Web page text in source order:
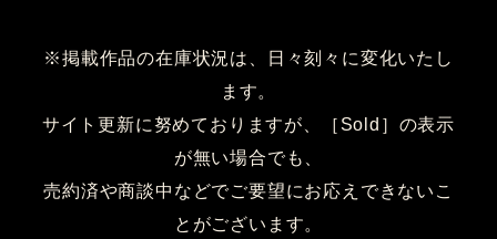
※掲載作品の在庫状況は、日々刻々に変化いたし
ます。
サイト更新に努めておりますが、［Sold］の表示
が無い場合でも、
売約済や商談中などでご要望にお応えできないこ
とがございます。